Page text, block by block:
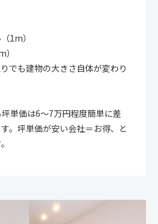
1m）
でも建物の大きさ自体が変わり
単価は6〜7万円程度簡単に差
。坪単価が安い会社＝お得、と